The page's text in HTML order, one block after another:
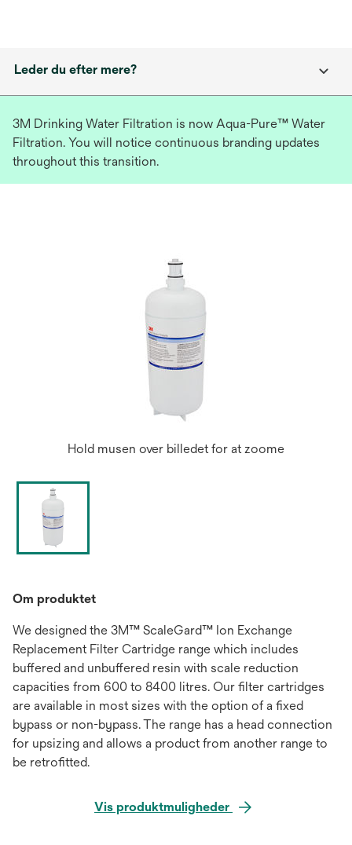
Leder du efter mere?
3M Drinking Water Filtration is now Aqua-Pure™ Water
Filtration. You will notice continuous branding updates
throughout this transition.
Hold musen over billedet for at zoome
Om produktet
We designed the 3M™ ScaleGard™ Ion Exchange
Replacement Filter Cartridge range which includes
buffered and unbuffered resin with scale reduction
capacities from 600 to 8400 litres. Our filter cartridges
are available in most sizes with the option of a fixed
bypass or non-bypass. The range has a head connection
for upsizing and allows a product from another range to
be retrofitted.
Vis produktmuligheder